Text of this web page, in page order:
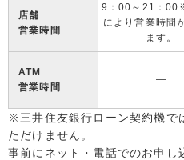
店舗
営業時間
9：00～21：
により営業時間
ます。
ATM
営業時間
―
※三井住友銀行ローン契約機で
ただけません。
事前にネット・電話でのお申し